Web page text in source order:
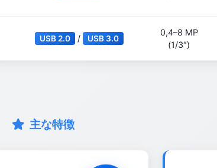
USB 2.0 / USB 3.0
0,4–8 MP
(1/3″)
主な特徴